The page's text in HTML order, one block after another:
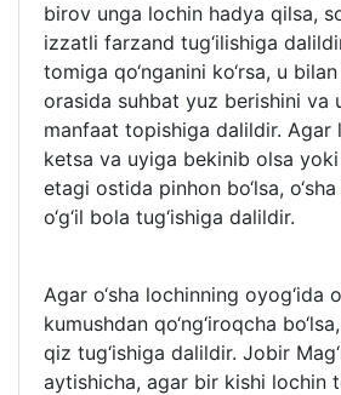
birov unga lochin hadya qilsa,
izzatli farzand tug‘ilishiga
tomiga qo‘nganini ko‘rsa, u
orasida suhbat yuz berishini va
manfaat topishiga dalildir. Agar
ketsa va uyiga bekinib olsa
etagi ostida pinhon bo‘lsa,
o‘g‘il bola tug‘ishiga dalildir.
Agar o‘sha lochinning oyog‘ida
kumushdan qo‘ng‘iroqcha
qiz tug‘ishiga dalildir. Jobir
aytishicha, agar bir kishi lochin